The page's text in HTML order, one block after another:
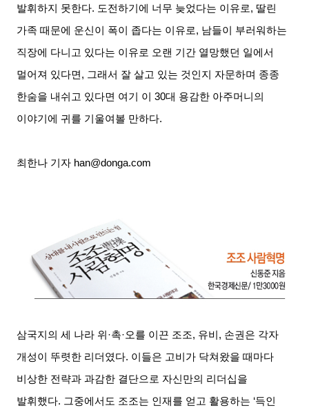
발휘하지 못한다. 도전하기에 너무 늦었다는 이유로, 딸린
가족 때문에 운신이 폭이 좁다는 이유로, 남들이 부러워하는
직장에 다니고 있다는 이유로 오랜 기간 열망했던 일에서
멀어져 있다면, 그래서 잘 살고 있는 것인지 자문하며 종종
한숨을 내쉬고 있다면 여기 이 30대 용감한 아주머니의
이야기에 귀를 기울여볼 만하다.
최한나 기자 han@donga.com
삼국지의 세 나라 위·촉·오를 이끈 조조, 유비, 손권은 각자
개성이 뚜렷한 리더였다. 이들은 고비가 닥쳐왔을 때마다
비상한 전략과 과감한 결단으로 자신만의 리더십을
발휘했다. 그중에서도 조조는 인재를 얻고 활용하는 ‘득인